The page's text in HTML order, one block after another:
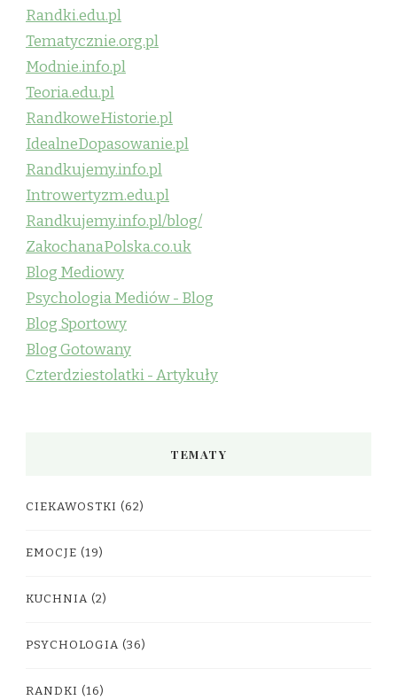
Randki.edu.pl
Tematycznie.org.pl
Modnie.info.pl
Teoria.edu.pl
RandkoweHistorie.pl
IdealneDopasowanie.pl
Randkujemy.info.pl
Introwertyzm.edu.pl
Randkujemy.info.pl/blog/
ZakochanaPolska.co.uk
Blog Mediowy
Psychologia Mediów - Blog
Blog Sportowy
Blog Gotowany
Czterdziestolatki - Artykuły
TEMATY
CIEKAWOSTKI (62)
EMOCJE (19)
KUCHNIA (2)
PSYCHOLOGIA (36)
RANDKI (16)